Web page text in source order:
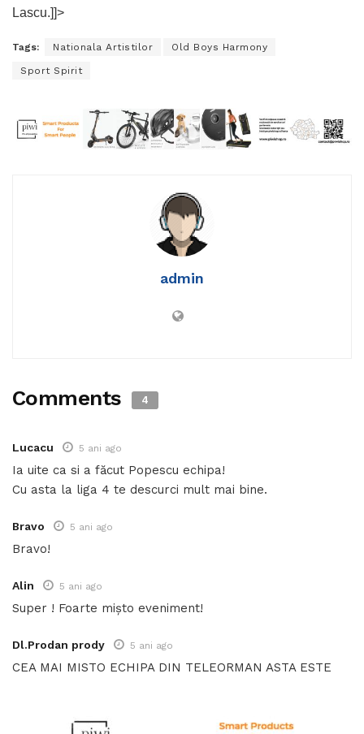
Lascu.]]>
Tags: Nationala Artistilor Old Boys Harmony
Sport Spirit
admin
Comments 4
Lucacu 5 ani ago
Ia uite ca si a făcut Popescu echipa!
Cu asta la liga 4 te descurci mult mai bine.
Bravo 5 ani ago
Bravo!
Alin 5 ani ago
Super ! Foarte mișto eveniment!
Dl.Prodan prody 5 ani ago
CEA MAI MISTO ECHIPA DIN TELEORMAN ASTA ESTE